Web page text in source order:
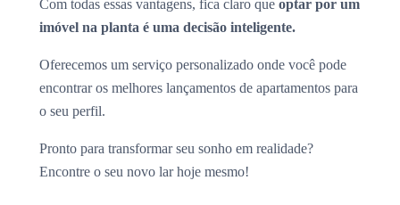
Com todas essas vantagens, fica claro que optar por um
imóvel na planta é uma decisão inteligente.
Oferecemos um serviço personalizado onde você pode
encontrar os melhores lançamentos de apartamentos para
o seu perfil.
Pronto para transformar seu sonho em realidade?
Encontre o seu novo lar hoje mesmo!